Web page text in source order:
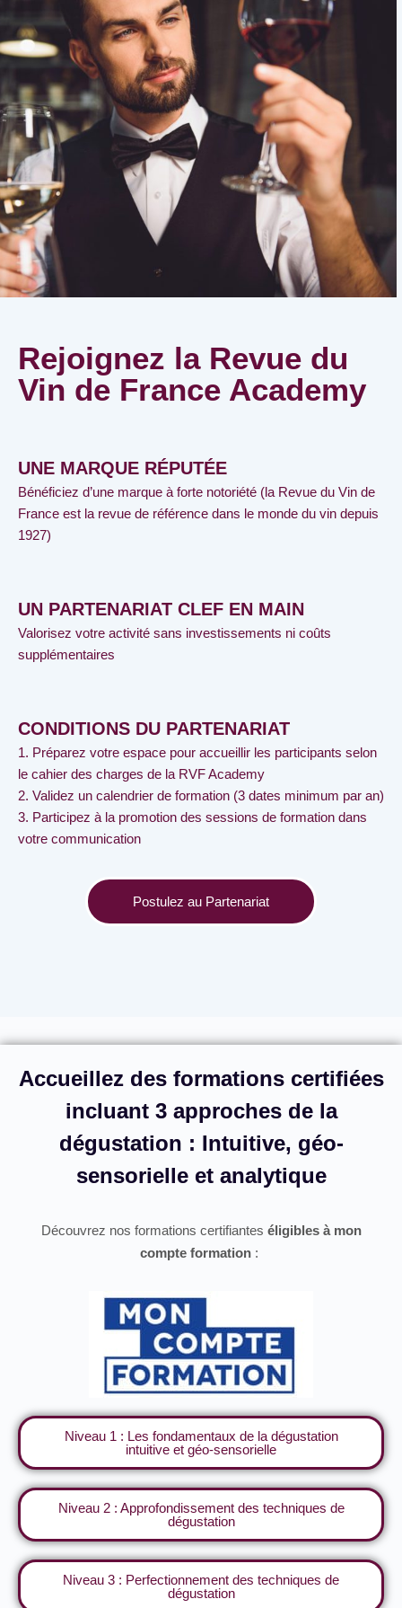
Rejoignez la Revue du
Vin de France Academy
UNE MARQUE RÉPUTÉE
Bénéficiez d’une marque à forte notoriété (la Revue du Vin de
France est la revue de référence dans le monde du vin depuis
1927)
UN PARTENARIAT CLEF EN MAIN
Valorisez votre activité sans investissements ni coûts
supplémentaires
CONDITIONS DU PARTENARIAT
1. Préparez votre espace pour accueillir les participants selon
le cahier des charges de la RVF Academy
2. Validez un calendrier de formation (3 dates minimum par an)
3. Participez à la promotion des sessions de formation dans
votre communication
Postulez au Partenariat
Accueillez des formations certifiées
incluant 3 approches de la
dégustation : Intuitive, géo-
sensorielle et analytique
Découvrez nos formations certifiantes éligibles à mon
compte formation :
Niveau 1 : Les fondamentaux de la dégustation
intuitive et géo-sensorielle
Niveau 2 : Approfondissement des techniques de
dégustation
Niveau 3 : Perfectionnement des techniques de
dégustation